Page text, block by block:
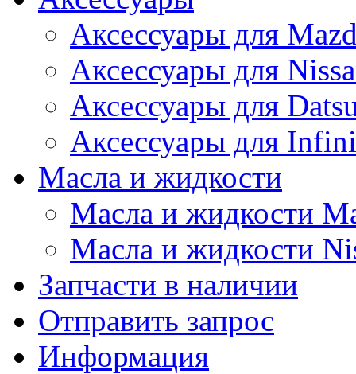
Аксессуары для
Аксессуары для
Аксессуары для
Аксессуары для
Масла и жидкости
Масла и жидкости
Масла и жидкости
Запчасти в наличии
Отправить запрос
Информация